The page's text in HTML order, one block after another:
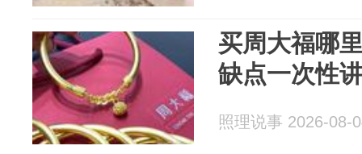
买周大福哪
缺点一次性
照理说事 2026-08-